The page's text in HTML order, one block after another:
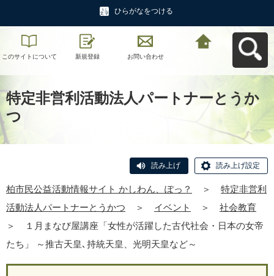
ひらがなをつける
このサイトについて 新規登録 お問い合わせ
特定非営利活動法人パートナーとうか
つ
読み上げ 読み上げ設定
柏市民公益活動情報サイト かしわん、ぽっ？ ＞
特定非営利
活動法人パートナーとうかつ
＞ イベント ＞
社会教育
＞
１月まなび屋講座「女性が活躍した古代社会・日本の女帝
たち」 ～推古天皇､持統天皇、光明天皇など～